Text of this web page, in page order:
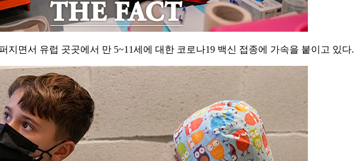
면서 유럽 곳곳에서 만 5~11세에 대한 코로나19 백신 접종에 가속을 붙이고 있다.